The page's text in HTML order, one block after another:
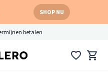
SHOP NU
betalen